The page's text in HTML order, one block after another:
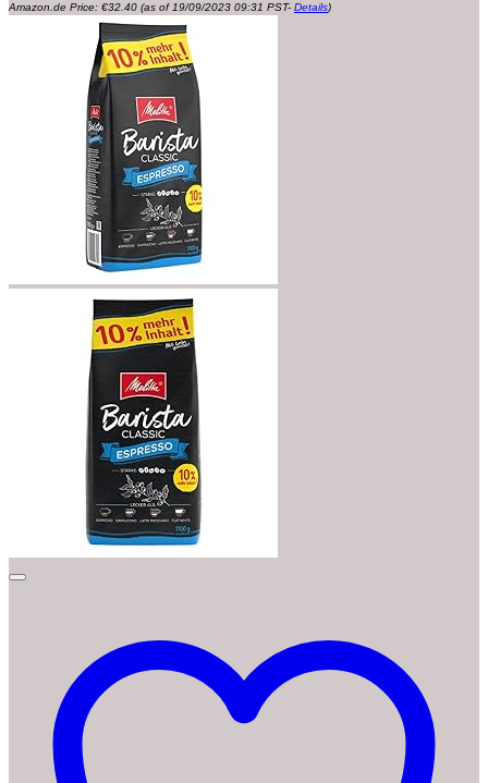
Amazon.de Price: €32.40 (as of 19/09/2023 09:31 PST- Details)